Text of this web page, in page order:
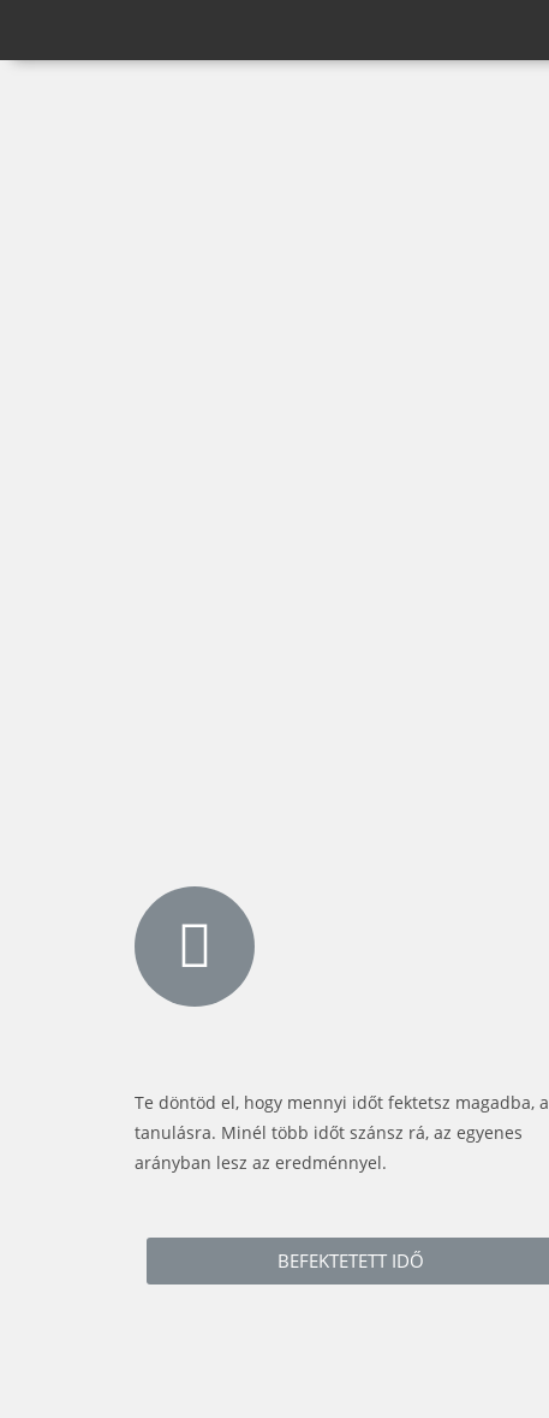
Te döntöd el, hogy mennyi időt fektetsz magadba, a
tanulásra. Minél több időt szánsz rá, az egyenes
arányban lesz az eredménnyel.
BEFEKTETETT IDŐ